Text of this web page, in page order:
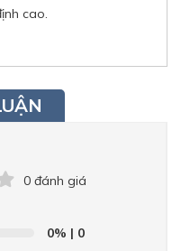
cao.
0 đánh giá
0% | 0